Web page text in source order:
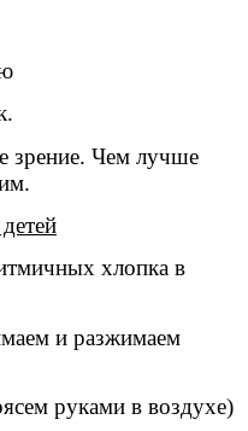
зрение. Чем лучше
хлопка в
и разжимаем
руками в воздухе)